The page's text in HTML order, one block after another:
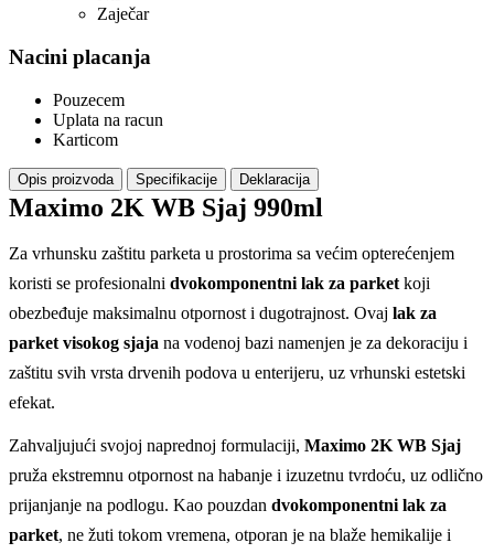
Zaječar
Nacini placanja
Pouzecem
Uplata na racun
Karticom
Opis proizvoda Specifikacije Deklaracija
Maximo 2K WB Sjaj 990ml
Za vrhunsku zaštitu parketa u prostorima sa većim opterećenjem
koristi se profesionalni dvokomponentni lak za parket koji
obezbeđuje maksimalnu otpornost i dugotrajnost. Ovaj lak za
parket visokog sjaja na vodenoj bazi namenjen je za dekoraciju i
zaštitu svih vrsta drvenih podova u enterijeru, uz vrhunski estetski
efekat.
Zahvaljujući svojoj naprednoj formulaciji, Maximo 2K WB Sjaj
pruža ekstremnu otpornost na habanje i izuzetnu tvrdoću, uz odlično
prijanjanje na podlogu. Kao pouzdan dvokomponentni lak za
parket, ne žuti tokom vremena, otporan je na blaže hemikalije i